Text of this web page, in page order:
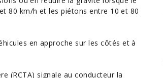
80 km/h et les piétons entre 10 et 80
en approche sur les côtés et à
(RCTA) signale au conducteur la